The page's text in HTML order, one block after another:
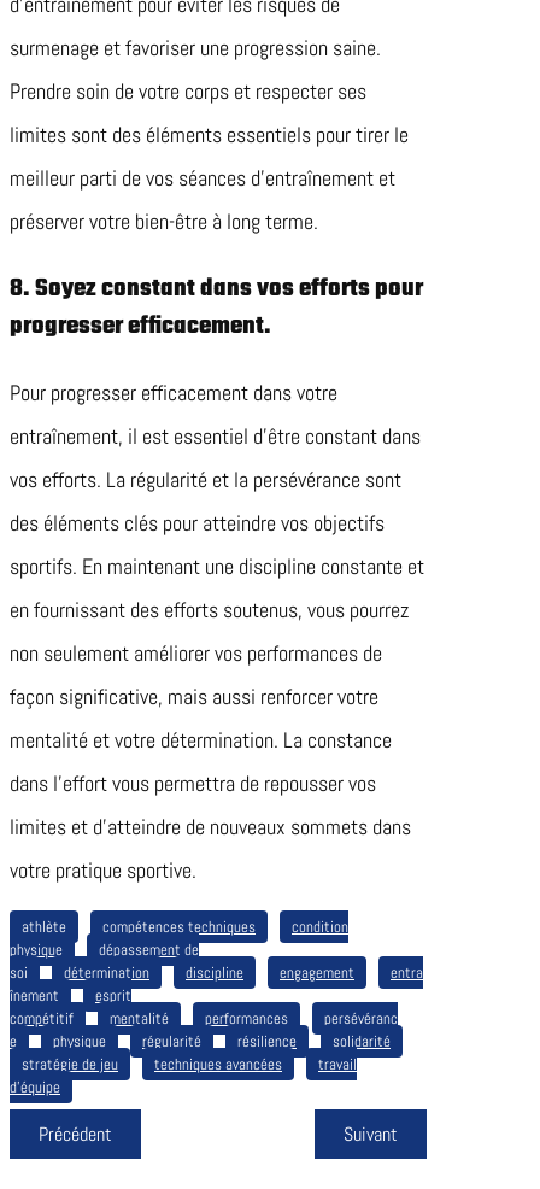
surmenage et favoriser une progression saine.
Prendre soin de votre corps et respecter ses
limites sont des éléments essentiels pour tirer le
meilleur parti de vos séances d’entraînement et
préserver votre bien-être à long terme.
8. Soyez constant dans vos efforts pour
progresser efficacement.
Pour progresser efficacement dans votre
entraînement, il est essentiel d’être constant dans
vos efforts. La régularité et la persévérance sont
des éléments clés pour atteindre vos objectifs
sportifs. En maintenant une discipline constante et
en fournissant des efforts soutenus, vous pourrez
non seulement améliorer vos performances de
façon significative, mais aussi renforcer votre
mentalité et votre détermination. La constance
dans l’effort vous permettra de repousser vos
limites et d’atteindre de nouveaux sommets dans
votre pratique sportive.
athlète compétences techniques
condition
physique
dépassement de
soi
détermination discipline engagement
entra
înement
esprit
compétitif
mentalité performances
persévéranc
e
physique régularité résilience
solidarité
stratégie de jeu
techniques avancées
travail
d’équipe
Précédent Suivant